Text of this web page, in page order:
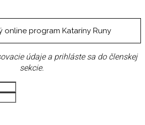
online program Kataríny Runy
údaje a prihláste sa do členskej
sekcie.